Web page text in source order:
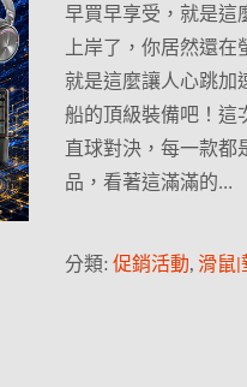
早買早享受，就是這
上岸了，你居然還在
就是這麼讓人心跳加
船的頂級裝備吧！這
直球對決，每一款都
品，看著這滿滿的…
分類: 促銷活動, 滑鼠|